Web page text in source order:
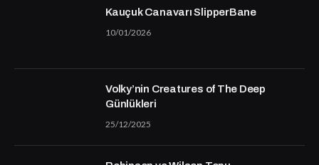
Kauçuk Canavarı SlipperBane
10/01/2026
Volky’nin Creatures of The Deep
Günlükleri
25/12/2025